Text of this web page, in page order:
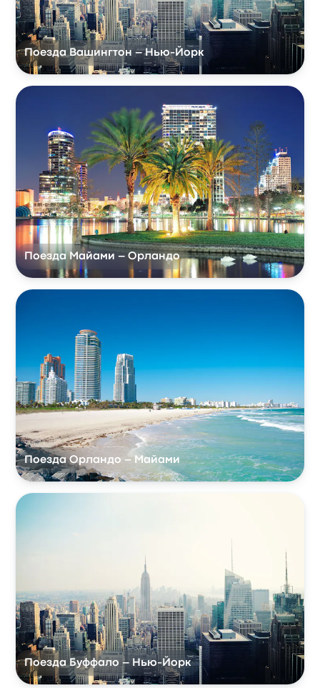
Поезда Вашингтон – Нью-Йорк
Поезда Майами – Орландо
Поезда Орландо – Майами
Поезда Буффало – Нью-Йорк